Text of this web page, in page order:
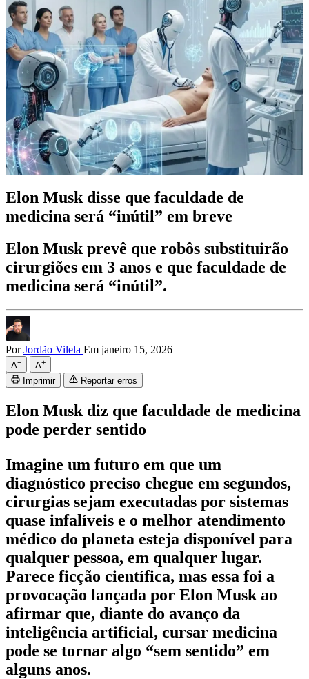
Elon Musk disse que faculdade de
medicina será “inútil” em breve
Elon Musk prevê que robôs substituirão
cirurgiões em 3 anos e que faculdade de
medicina será “inútil”.
PorJordão Vilela Em janeiro 15, 2026
A− A+
Imprimir Reportar erros
Elon Musk diz que faculdade de medicina
pode perder sentido
Imagine um futuro em que um
diagnóstico preciso chegue em segundos,
cirurgias sejam executadas por sistemas
quase infalíveis e o melhor atendimento
médico do planeta esteja disponível para
qualquer pessoa, em qualquer lugar.
Parece ficção científica, mas essa foi a
provocação lançada por Elon Musk ao
afirmar que, diante do avanço da
inteligência artificial, cursar medicina
pode se tornar algo “sem sentido” em
alguns anos.